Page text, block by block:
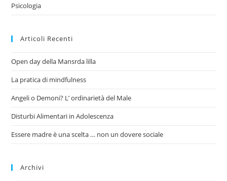
Psicologia
Articoli Recenti
Open day della Mansrda lilla
La pratica di mindfulness
Angeli o Demoni? L’ ordinarietà del Male
Disturbi Alimentari in Adolescenza
Essere madre è una scelta … non un dovere sociale
Archivi